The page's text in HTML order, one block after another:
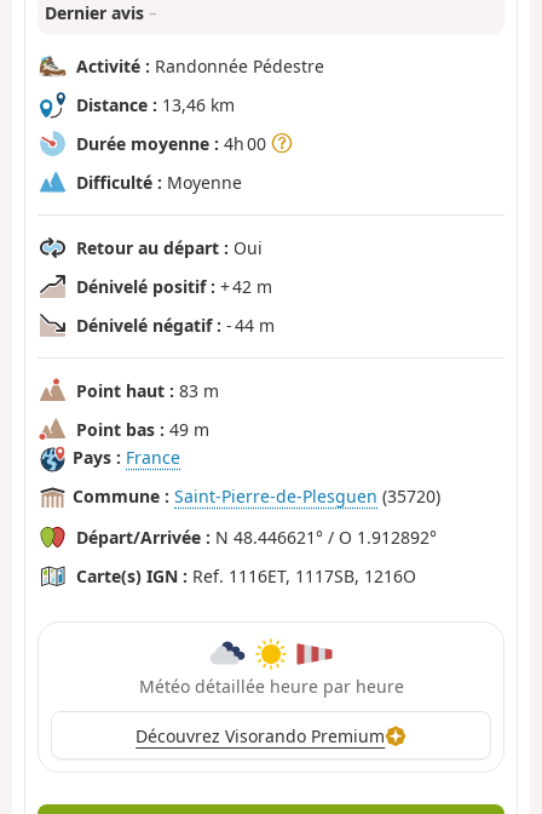
Dernier avis –
Activité : Randonnée Pédestre
Distance : 13,46 km
Durée moyenne : 4h 00
Difficulté : Moyenne
Retour au départ : Oui
Dénivelé positif : + 42 m
Dénivelé négatif : - 44 m
Point haut : 83 m
Point bas : 49 m
Pays : France
Commune : Saint-Pierre-de-Plesguen (35720)
Départ/Arrivée : N 48.446621° / O 1.912892°
Carte(s) IGN : Ref. 1116ET, 1117SB, 1216O
Météo détaillée heure par heure
Découvrez Visorando Premium